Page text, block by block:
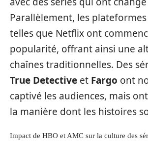
Parallèlement, les
telles que Netflix ont
popularité, offrant ainsi une
chaînes traditionnelles. Des
True Detective et Fargo ont
captivé les audiences, mais
la manière dont les histoires
Impact de HBO et AMC sur la culture des